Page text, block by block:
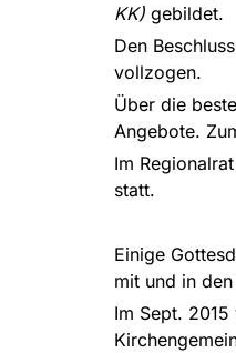
KK) gebildet.
Den
vollzogen.
Über die
Angebote.
Im
statt.
Einige
mit und in
Im Sept.